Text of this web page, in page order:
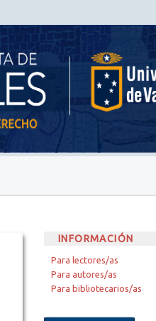
INFORMACIÓN
Para lectores/as
Para autores/as
Para bibliotecarios/as